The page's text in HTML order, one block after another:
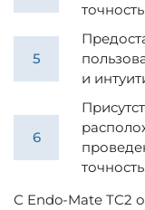
и
С Endo-Mate TC2